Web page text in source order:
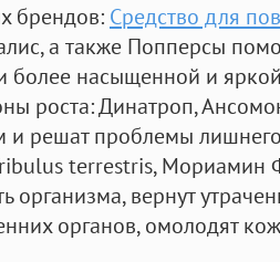
брендов: Средство для
а также Попперсы
более насыщенной и
роста: Динатроп,
и решат проблемы
terrestris, Мориамин
организма, вернут
органов, омолодят